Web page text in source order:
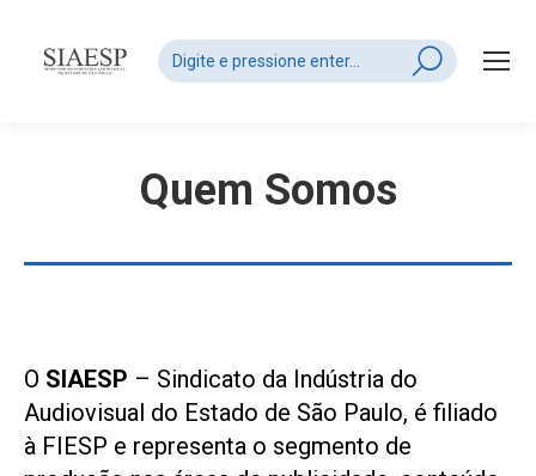
Search:
Quem Somos
O SIAESP – Sindicato da Indústria do
Audiovisual do Estado de São Paulo, é filiado
à FIESP e representa o segmento de